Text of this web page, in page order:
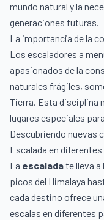
mundo natural y la
generaciones futuras.
La importancia de la
Los escaladores a
apasionados de la
naturales frágiles,
Tierra. Esta disciplina
lugares especiales
Descubriendo nuevas
Escalada en
La escaladate lleva a
picos del Himalaya
cada destino ofrece
escalas en diferentes